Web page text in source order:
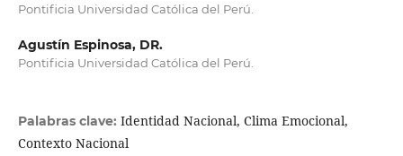
Pontificia Universidad Católica del Perú.
Agustín Espinosa, DR.
Pontificia Universidad Católica del Perú.
Palabras clave: Identidad Nacional, Clima Emocional,
Contexto Nacional